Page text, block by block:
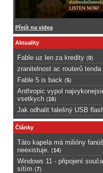
Přejít na videa
Aktuality
Fable uz len za kredity (0)
zranitelnost ac routerů tenda
Fable 5 is back (5)
Anthropic vypol
vsetkych (16)
Jak odhalit falešný USB
Články
Táto kapela má milióny
neexistuje.
(14)
Windows 11 - připojení
sítím (7)